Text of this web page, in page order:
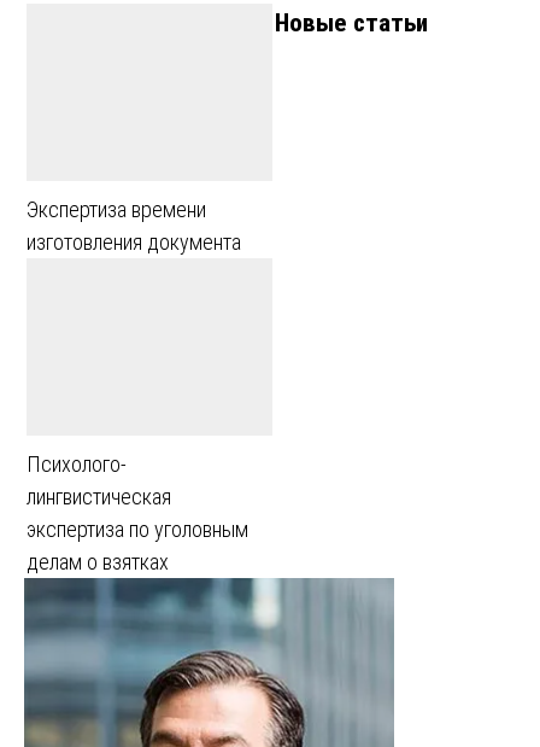
Экспертиза времени
изготовления документа
Психолого-
лингвистическая
экспертиза по уголовным
делам о взятках
Новые статьи